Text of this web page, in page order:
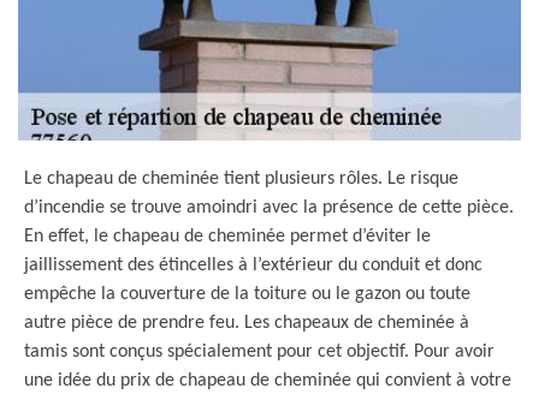
Le chapeau de cheminée tient plusieurs rôles. Le risque
d’incendie se trouve amoindri avec la présence de cette pièce.
En effet, le chapeau de cheminée permet d’éviter le
jaillissement des étincelles à l’extérieur du conduit et donc
empêche la couverture de la toiture ou le gazon ou toute
autre pièce de prendre feu. Les chapeaux de cheminée à
tamis sont conçus spécialement pour cet objectif. Pour avoir
une idée du prix de chapeau de cheminée qui convient à votre